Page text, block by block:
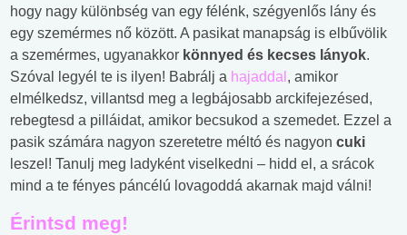
hogy nagy különbség van egy félénk, szégyenlős lány és
egy szemérmes nő között. A pasikat manapság is elbűvölik
a szemérmes, ugyanakkor könnyed és kecses lányok.
Szóval legyél te is ilyen! Babrálj a hajaddal , amikor
elmélkedsz, villantsd meg a legbájosabb arckifejezésed,
rebegtesd a pilláidat, amikor becsukod a szemedet. Ezzel a
pasik számára nagyon szeretetre méltó és nagyon cuki
leszel! Tanulj meg ladyként viselkedni – hidd el, a srácok
mind a te fényes páncélú lovagoddá akarnak majd válni!
Érintsd meg!